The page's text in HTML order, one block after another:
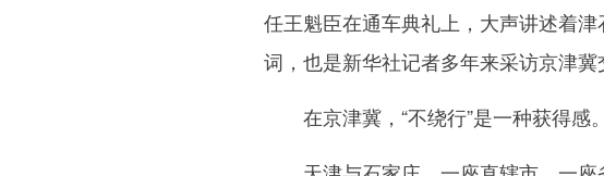
任王魁臣在通车典礼上，大声讲述着
词，也是新华社记者多年来采访京津冀
在京津冀，“不绕行”是一种获得感。